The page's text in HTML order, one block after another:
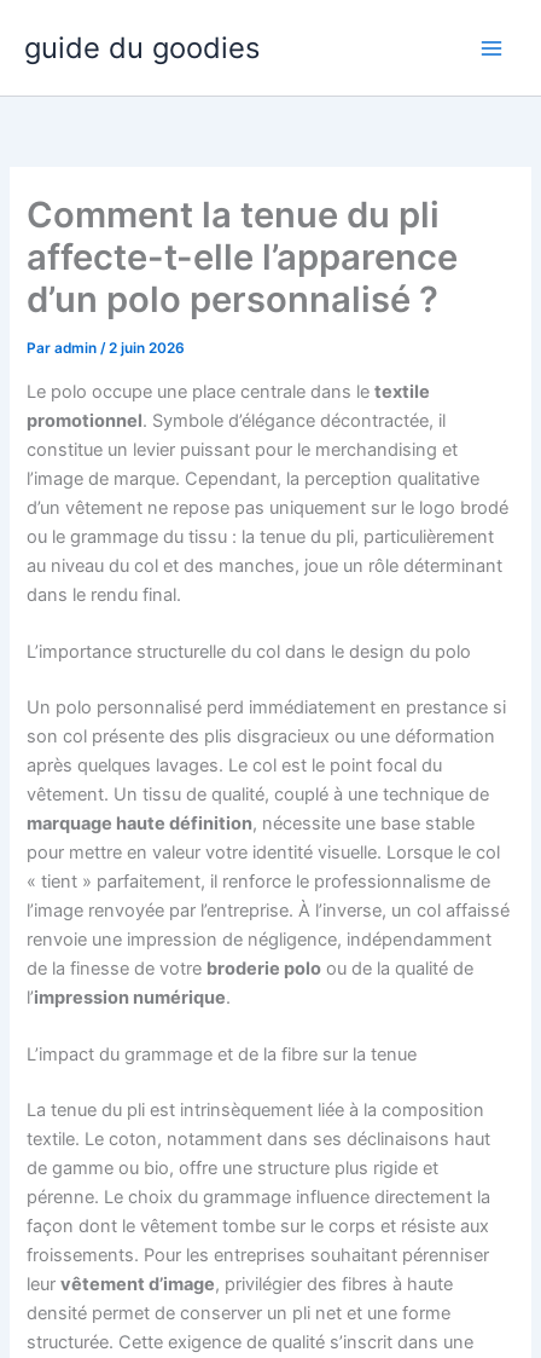
contenu
guide du goodies
Comment la tenue du pli
affecte-t-elle l’apparence
d’un polo personnalisé ?
Paradmin/2 juin 2026
Le polo occupe une place centrale dans letextile
promotionnel. Symbole d’élégance décontractée, il
constitue un levier puissant pour le merchandising et
l’image de marque. Cependant, la perception qualitative
d’un vêtement ne repose pas uniquement sur le logo brodé
ou le grammage du tissu : la tenue du pli, particulièrement
au niveau du col et des manches, joue un rôle déterminant
dans le rendu final.
L’importance structurelle du col dans le design du polo
Un polo personnalisé perd immédiatement en prestance si
son col présente des plis disgracieux ou une déformation
après quelques lavages. Le col est le point focal du
vêtement. Un tissu de qualité, couplé à une technique de
marquage haute définition, nécessite une base stable
pour mettre en valeur votre identité visuelle. Lorsque le col
« tient » parfaitement, il renforce le professionnalisme de
l’image renvoyée par l’entreprise. À l’inverse, un col affaissé
renvoie une impression de négligence, indépendamment
de la finesse de votre broderie polo ou de la qualité de
l’impression numérique.
L’impact du grammage et de la fibre sur la tenue
La tenue du pli est intrinsèquement liée à la composition
textile. Le coton, notamment dans ses déclinaisons haut
de gamme ou bio, offre une structure plus rigide et
pérenne. Le choix du grammage influence directement la
façon dont le vêtement tombe sur le corps et résiste aux
froissements. Pour les entreprises souhaitant pérenniser
leurvêtement d’image, privilégier des fibres à haute
densité permet de conserver un pli net et une forme
structurée. Cette exigence de qualité s’inscrit dans une